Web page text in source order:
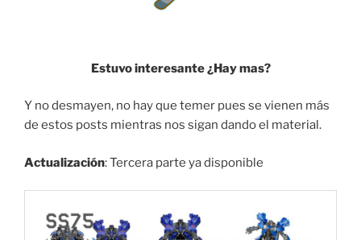
Estuvo interesante ¿Hay mas?
Y no desmayen, no hay que temer pues se vienen más
de estos posts mientras nos sigan dando el material.
Actualización: Tercera parte ya disponible